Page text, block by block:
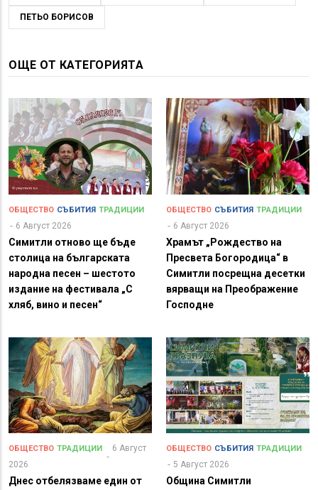
ПЕТЬО БОРИСОВ
ОЩЕ ОТ КАТЕГОРИЯТА
ОБЩЕСТВО СЪБИТИЯ ТРАДИЦИИ
6 Август 2026
Симитли отново ще бъде
столица на българската
народна песен – шестото
издание на фестивала „С
хляб, вино и песен“
ОБЩЕСТВО СЪБИТИЯ ТРАДИЦИИ
6 Август 2026
Храмът „Рождество на
Пресвета Богородица“ в
Симитли посрещна десетки
вярващи на Преображение
Господне
ОБЩЕСТВО ТРАДИЦИИ
6 Август
2026
Днес отбелязваме един от
ОБЩЕСТВО СЪБИТИЯ ТРАДИЦИИ
5 Август 2026
Община Симитли